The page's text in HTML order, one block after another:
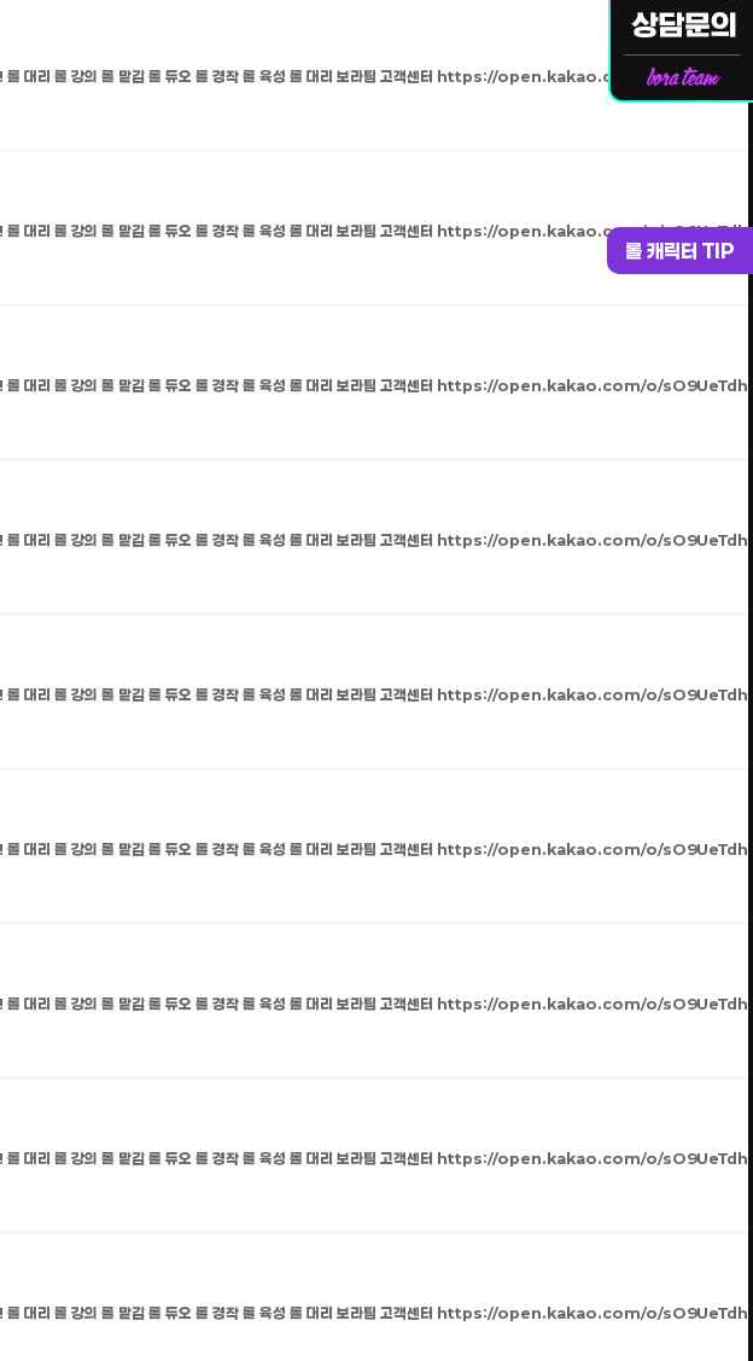
롤 캐릭터 TIP
! 롤 대리 롤 강의 롤 맡김 롤 듀오 롤 경작 롤 육성 롤 대리 보라팀 고객센터 https://open.kakao.com/o/sO9UeTdh
! 롤 대리 롤 강의 롤 맡김 롤 듀오 롤 경작 롤 육성 롤 대리 보라팀 고객센터 https://open.kakao.com/o/sO9UeTdh
! 롤 대리 롤 강의 롤 맡김 롤 듀오 롤 경작 롤 육성 롤 대리 보라팀 고객센터 https://open.kakao.com/o/sO9UeTdh
! 롤 대리 롤 강의 롤 맡김 롤 듀오 롤 경작 롤 육성 롤 대리 보라팀 고객센터 https://open.kakao.com/o/sO9UeTdh
! 롤 대리 롤 강의 롤 맡김 롤 듀오 롤 경작 롤 육성 롤 대리 보라팀 고객센터 https://open.kakao.com/o/sO9UeTdh
! 롤 대리 롤 강의 롤 맡김 롤 듀오 롤 경작 롤 육성 롤 대리 보라팀 고객센터 https://open.kakao.com/o/sO9UeTdh
! 롤 대리 롤 강의 롤 맡김 롤 듀오 롤 경작 롤 육성 롤 대리 보라팀 고객센터 https://open.kakao.com/o/sO9UeTdh
! 롤 대리 롤 강의 롤 맡김 롤 듀오 롤 경작 롤 육성 롤 대리 보라팀 고객센터 https://open.kakao.com/o/sO9UeTdh
! 롤 대리 롤 강의 롤 맡김 롤 듀오 롤 경작 롤 육성 롤 대리 보라팀 고객센터 https://open.kakao.com/o/sO9UeTdh